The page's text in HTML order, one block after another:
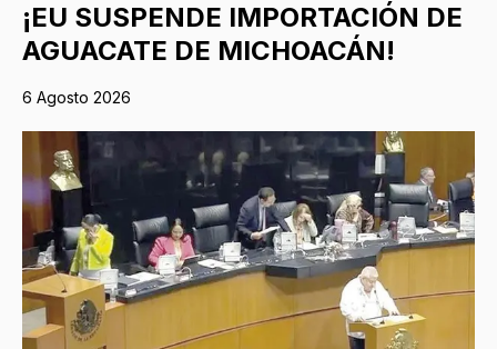
¡EU SUSPENDE IMPORTACIÓN DE
AGUACATE DE MICHOACÁN!
6 Agosto 2026